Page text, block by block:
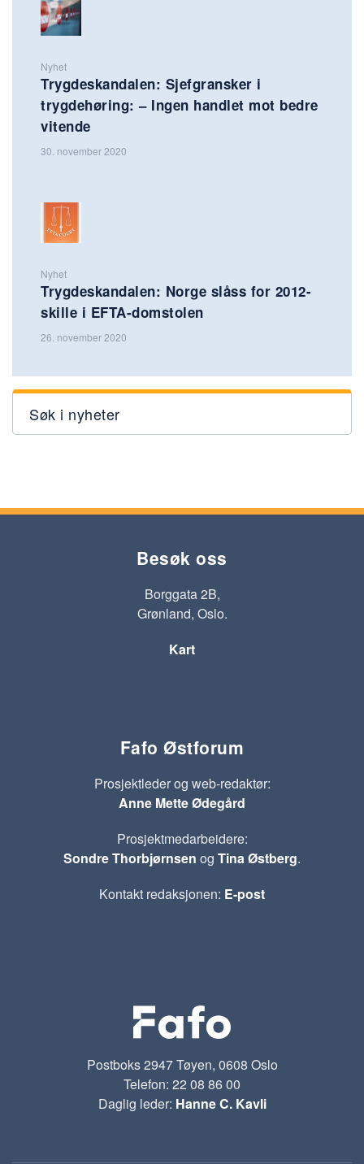
Nyhet
Trygdeskandalen: Sjefgransker i
trygdehøring: – Ingen handlet mot bedre
vitende
30. november 2020
Nyhet
Trygdeskandalen: Norge slåss for 2012-
skille i EFTA-domstolen
26. november 2020
Søk i nyheter
Besøk oss
Borggata 2B,
Grønland, Oslo.
Kart
Fafo Østforum
Prosjektleder og web-redaktør:
Anne Mette Ødegård
Prosjektmedarbeidere:
Sondre Thorbjørnsen og Tina Østberg.
Kontakt redaksjonen: E-post
Postboks 2947 Tøyen, 0608 Oslo
Telefon: 22 08 86 00
Daglig leder: Hanne C. Kavli